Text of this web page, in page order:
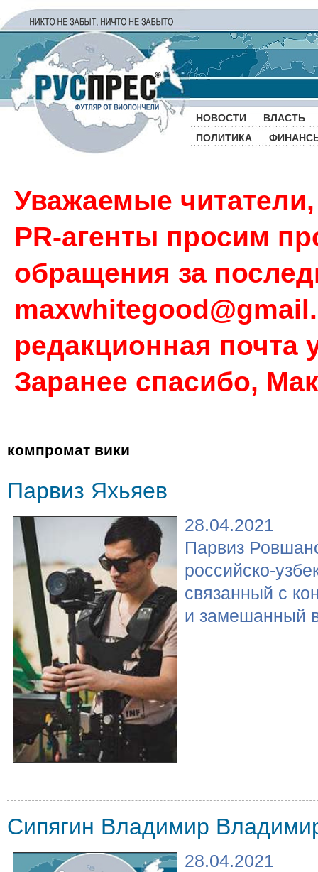
НОВОСТИ
ВЛАСТЬ
ПОЛИТИКА
Уважаемые
PR-агенты просим
обращения за
редакционная почта
Заранее спасибо,
компромат вики
Парвиз Яхьяев
28.04.2021
Парвиз
российско-
связанный с
и замешанный
Сипягин Владимир
28.04.2021